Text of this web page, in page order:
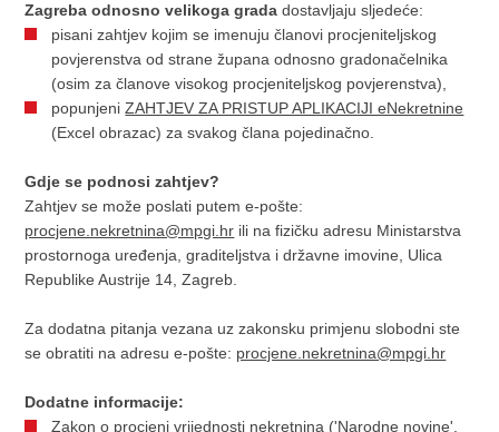
Zagreba odnosno velikoga grada dostavljaju sljedeće:
pisani zahtjev kojim se imenuju članovi procjeniteljskog
povjerenstva od strane župana odnosno gradonačelnika
(osim za članove visokog procjeniteljskog povjerenstva),
popunjeniZAHTJEV ZA PRISTUP APLIKACIJI eNekretnine
(Excel obrazac) za svakog člana pojedinačno.
Gdje se podnosi zahtjev?
Zahtjev se može poslati putem e-pošte:
procjene.nekretnina@mpgi.hr ili na fizičku adresu Ministarstva
prostornoga uređenja, graditeljstva i državne imovine, Ulica
Republike Austrije 14, Zagreb.
Za dodatna pitanja vezana uz zakonsku primjenu slobodni ste
se obratiti na adresu e-pošte: procjene.nekretnina@mpgi.hr
Dodatne informacije:
Zakon o procjeni vrijednosti nekretnina ('Narodne novine',